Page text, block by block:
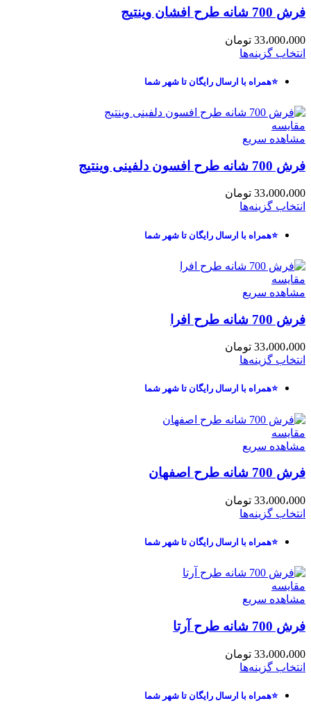
فرش 700 شانه طرح افشان وینتیج
33،000،000 تومان
انتخاب گزینه‌ها
⭐همراه با ارسال رایگان تا شهر شما
مقایسه
مشاهده سریع
فرش 700 شانه طرح افسون دلفینی وینتیج
33،000،000 تومان
انتخاب گزینه‌ها
⭐همراه با ارسال رایگان تا شهر شما
مقایسه
مشاهده سریع
فرش 700 شانه طرح افرا
33،000،000 تومان
انتخاب گزینه‌ها
⭐همراه با ارسال رایگان تا شهر شما
مقایسه
مشاهده سریع
فرش 700 شانه طرح اصفهان
33،000،000 تومان
انتخاب گزینه‌ها
⭐همراه با ارسال رایگان تا شهر شما
مقایسه
مشاهده سریع
فرش 700 شانه طرح آرتا
33،000،000 تومان
انتخاب گزینه‌ها
⭐همراه با ارسال رایگان تا شهر شما